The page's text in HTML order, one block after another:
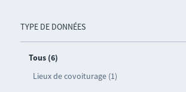
TYPE DE DONNÉES
Tous (6)
Lieux de covoiturage (1)